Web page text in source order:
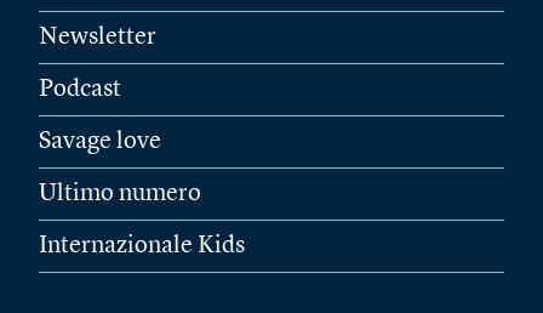
Newsletter
Podcast
Savage love
Ultimo numero
Internazionale Kids